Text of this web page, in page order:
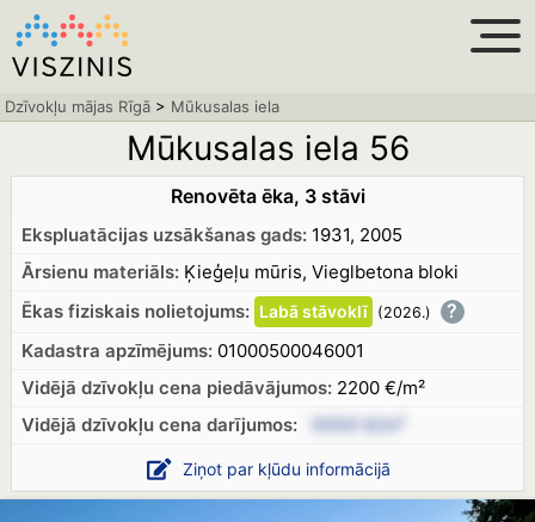
Dzīvokļu mājas Rīgā > Mūkusalas iela
Mūkusalas iela 56
Renovēta ēka, 3 stāvi
Ekspluatācijas uzsākšanas gads:1931, 2005
Ārsienu materiāls:Ķieģeļu mūris, Vieglbetona bloki
Ēkas fiziskais nolietojums: Labāstāvoklī (2026.) ?
Kadastra apzīmējums:01000500046001
Vidējā dzīvokļu cena piedāvājumos:2200 €/m²
Vidējā dzīvokļu cena darījumos: XXXX €/m²
Ziņot par kļūdu informācijā